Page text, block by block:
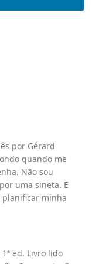
por Gérard
quando me
Não sou
uma sineta. E
minha
ed. Livro lido